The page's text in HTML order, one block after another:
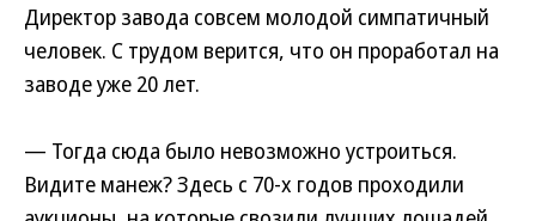
Директор завода совсем молодой симпатичный
человек. С трудом верится, что он проработал на
заводе уже 20 лет.
— Тогда сюда было невозможно устроиться.
Видите манеж? Здесь с 70-х годов проходили